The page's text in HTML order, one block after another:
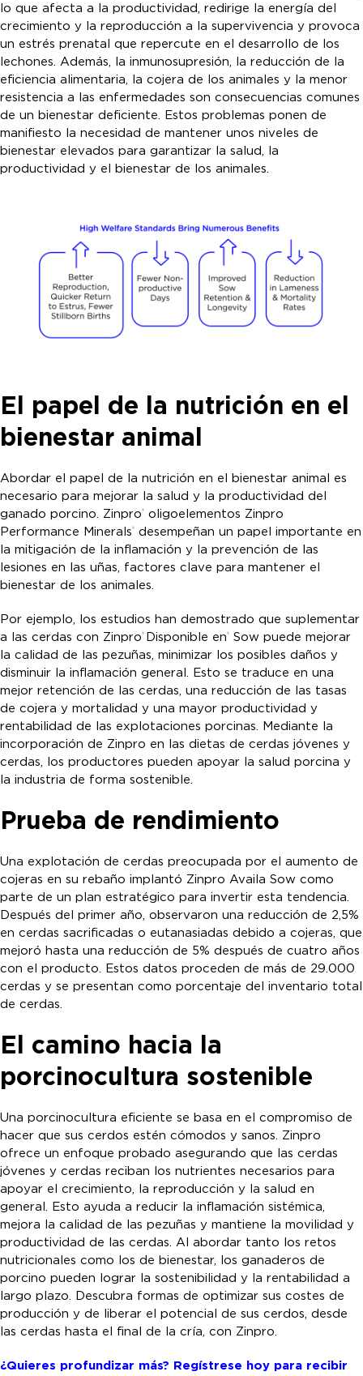
lo que afecta a la productividad, redirige la energía del
crecimiento y la reproducción a la supervivencia y provoca
un estrés prenatal que repercute en el desarrollo de los
lechones. Además, la inmunosupresión, la reducción de la
eficiencia alimentaria, la cojera de los animales y la menor
resistencia a las enfermedades son consecuencias comunes
de un bienestar deficiente. Estos problemas ponen de
manifiesto la necesidad de mantener unos niveles de
bienestar elevados para garantizar la salud, la
productividad y el bienestar de los animales.
El papel de la nutrición en el
bienestar animal
Abordar el papel de la nutrición en el bienestar animal es
necesario para mejorar la salud y la productividad del
ganado porcino. Zinpro® oligoelementos Zinpro
Performance Minerals® desempeñan un papel importante en
la mitigación de la inflamación y la prevención de las
lesiones en las uñas, factores clave para mantener el
bienestar de los animales.
Por ejemplo, los estudios han demostrado que suplementar
a las cerdas con Zinpro® Disponible en® Sow puede mejorar
la calidad de las pezuñas, minimizar los posibles daños y
disminuir la inflamación general. Esto se traduce en una
mejor retención de las cerdas, una reducción de las tasas
de cojera y mortalidad y una mayor productividad y
rentabilidad de las explotaciones porcinas. Mediante la
incorporación de Zinpro en las dietas de cerdas jóvenes y
cerdas, los productores pueden apoyar la salud porcina y
la industria de forma sostenible.
Prueba de rendimiento
Una explotación de cerdas preocupada por el aumento de
cojeras en su rebaño implantó Zinpro Availa Sow como
parte de un plan estratégico para invertir esta tendencia.
Después del primer año, observaron una reducción de 2,5%
en cerdas sacrificadas o eutanasiadas debido a cojeras, que
mejoró hasta una reducción de 5% después de cuatro años
con el producto. Estos datos proceden de más de 29.000
cerdas y se presentan como porcentaje del inventario total
de cerdas.
El camino hacia la
porcinocultura sostenible
Una porcinocultura eficiente se basa en el compromiso de
hacer que sus cerdos estén cómodos y sanos. Zinpro
ofrece un enfoque probado asegurando que las cerdas
jóvenes y cerdas reciban los nutrientes necesarios para
apoyar el crecimiento, la reproducción y la salud en
general. Esto ayuda a reducir la inflamación sistémica,
mejora la calidad de las pezuñas y mantiene la movilidad y
productividad de las cerdas. Al abordar tanto los retos
nutricionales como los de bienestar, los ganaderos de
porcino pueden lograr la sostenibilidad y la rentabilidad a
largo plazo. Descubra formas de optimizar sus costes de
producción y de liberar el potencial de sus cerdos, desde
las cerdas hasta el final de la cría, con Zinpro.
¿Quieres profundizar más? Regístrese hoy para recibir